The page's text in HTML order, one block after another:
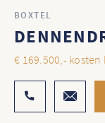
BOXTEL
€ 169.500,- kosten